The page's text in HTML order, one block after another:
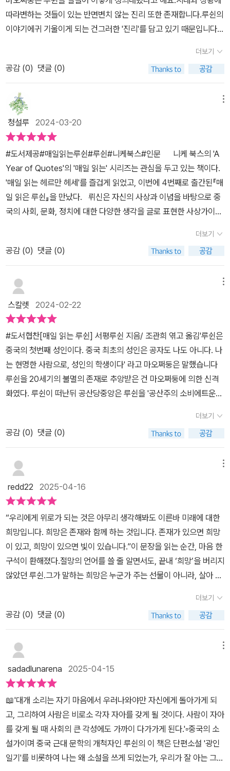
면해야 하는 것이 우리가 살아가는 세상이다. 기술의 발전과 함께 사
회가 발달한다고 생각하겠지만, 여전히 깨어나지 못한 우매한 대중의
루쉰이 그런 우매한 대중을 ‘아큐’라는 형상으로 은유했다면, 우리 사
회 내에도 그런 아큐 같은 존재들이 역사적 진보의 발목을 잡고 있는
것이 아닐까?@nike_books@kali_suzie_jin@ekida_library⠀ 서
평단 모집을 통해 도서를 제공받고 주관적으로 쓴 글입니다.#책블로
그 #북블로그 #북스타그램 #책스타그램
필력에 정말 감탄의 연속이었네요.🩹지금 이 시대에 누군가 피눈물
을 흘리는 일이 더는 없도록반성과 배움을 확실히 해야겠어요. 고칠
것이 있다면 빠르게 고치고다음을 준비하는 것이 진정한 어른이 아닐
까요.💡시대가 변해도 루쉰의 가르침은여전히 후대에까지 남아중국
의 고전같은 불멸의 스승이 되었어요. 🔥 그런 참된 스승의 자리가 흔
매일, 불꽃을 피워내는 삶을 살아보겠습니다. 🫧 가슴뛰는 매일매일
이었습니다🕯-------------------------------------🫧 책 속에서
찾은 울림을 공유하는 걸 즐기는 이 울림입니다🫧 이 울림이 오래 이
어지기를.... @uz_zzzz-------------------------------------
🫧 좋은 책 전해주셔서 감사합니다.🫧 이 책은 헤스티아 @hestia_h
otforever 님이 모집한 서평단에 뽑혀 니케북스 @nike_books 로
부터 도서를 제공받아 작성한 주관적인 서평입니다.
따라변하는 것들이 있는 반면변치 않는 진리 또한 존재합니다.루쉰의
이야기에귀 기울이게 되는 건그러한 '진리'를 담고 있기 때문입니다.
에 맞서 싸우며희망의 길을 제시했다고 해요.그래서일까요?처음 만
나는루쉰의 이야기가 낯설지 않습니다.__________________________
_____중국이 낳은 세계적인 대문호루쉰의 글과 사상을 만날 수 있는
책공감하며 곱씹어 보게 되는 책________________________________
_루쉰이 말하는희망과 진보를 향한 걸음걸음이그 어느 때보다 깊이
다가오는 요즘입니다.편집자께선생께 한 마디 되묻겠습니다. 우리에
게 현재 언론의 자유가 있습니까? 만약 선생께서 '아니오'라고 말한다
면, 내가 아무 소리도 내지 않는다고 탓하지 않으시리라 믿습니다. 만
약 선생께서 끝내 '중학생 한 명이 서 있다'라는 명목으로 말해 달라고
요구한다면, 그렇다면 전 이렇게 말하겠습니다. 첫 번째로 힘써야 할
것은 언론의 자유를 쟁취하는 것이다.➡️ 1월 3일 / 『중학생』 잡지사
의 질문에 답함 (1932년 1월 1일)▪️▪️언론 출판의 자유를 박탈당할 뻔
했습니다. 진실이 감춰질 뻔했습니다. 가장 먼저 쟁취해야 할 것으로
언론의 자유를 말한 이유를 알 것 같습니다. 그 날 수많은 시민 언론의
를 중추로 삼고 또 자기를 가장 마지막으로 삼아야 하니, 이것이 바로
자기 성정의 절대적인 자유를 수립하는 것이다.➡️ 6월 14일 / 문화편
향론 (1907년)▪️▪️자신을 바로 세우고 바로 세우고 또 바로 세워야 합
니다. 현혹되지 않고, 휘둘리지 않으려면 '나'부터 바로 서야 합니다.
나는 존재하고, 살아 있으며, 살아갈 것이다. 나는 나 자신이 더 절실
하게 느껴지기 시작했다.➡️ 8월 28일 / 이것도 생활이다(1936년 8
월 23일)지식과 절대 권력은 충돌하게 마련이고 병립할 수 없다. 절
대 권력은 사람들의 자유로운 사상을 불허한다. 그렇게 하면 능력이
월 25일)한 권의 책 속에이토록 많은 이야기를담을 수 있나 싶을 만
큼루쉰의 인생을 총망라한 글들이큰 귀감으로 다가옵니다.역사가 되
풀이되는 동안 우리는 많은 것을 잃었지만 또 지켜냈습니다.지난 일
들을 교훈 삼아 가슴에 새기고 잊지 않았기 때문 아닐까요? 그 날 시
민들을 한 곳으로 이끌었던 자유와 희망 정의에 대한 갈망을 잊지 않
겠습니다.루쉰의 글이 더 빛나는 이유는 그 역시 시대적 상황에 굴복
하지 않고 진보와 희망을 향한 걸음걸음을 내딛으며그 이야기를 담아
냈기 때문입니다!📌 2025년 4월 16일 오늘은 세월호 참사 11주기
입니다. 안타깝게 생을 마감하신 분들과 살아내기 위해 부던히 애쓰
고 있는 우리 모두의 안녕과 안전을 기원해 봅니다+<니케북스. 협찬
도서. 감사합니다 >⠀
더보기
공감 (0) 댓글 (0)
청설루 2024-03-20
#도서제공#매일읽는루쉰#루쉰#니케북스#인문⠀⠀니케 북스의 'A
Year of Quotes'의 '매일 읽는' 시리즈는 관심을 두고 있는 책이다.
'매일 읽는 헤르만 헤세'를 즐겁게 읽었고, 이번에 4번째로 출간된『매
일 읽은 루쉰』을 만났다.⠀뤼신은 자신의 사상과 이념을 바탕으로 중
국의 사회, 문화, 정치에 대한 다양한 생각을 글로 표현한 사상가이며
을 알 게 됐다. 어떤 현상에 바로 반응하지 않고 생각 한 후에 행동하
라는 뜻이었다. 그의 깊은 생각이 마음에 지울 수 없는 울림을 남겼다.
그래서 이 책의 출간이 반가웠다.⠀'매일 읽는 루쉰'의 문장을 통해서
중국의 시대적, 사회적 배경을 엿볼 수 있고 작가의 생각과 가치관, 통
찰을 만날 수 있다. 루쉰을 조금이라도 이해하고 알아가는 시간이 된
다. 작가의 철학적 고찰이 담긴 문장으로 스스로에게 깨달음을 주고
통찰력을 배워야겠다.⠀여러 문장 중에서 중국 사회 문제를 인식하고
비판하며 사회 개혁에 관한 글들은 혁명의 시대에 살았던 그가 얼마
나 나라를 걱정하고 생각했는지를 알 수 있다. 그럼에도 불구하고 비
판의 쓴소리만을 하는 것이 아니라 12월 31일 마지막 문장에서 루쉰
의 간절한 마음이 담긴 희망의 문장을 남겼다.⠀● 우리에게 위로가
되는 것은 아무리 생각해 봐도 이른바 미래에 대한 희망입니다. 희망
은 존재와 함께 하는 것입니다. 존재가 있으면 빛이 있습니다. (중략)
우리에게는 반드시 유구한 미래가 있을 뿐 아니라 반드시 광명으로
럼, 현실은 암울해도 결국은 반드시 빛나는 미래가 온다는 것을 기억
하고 하루를 살아가면 좋겠다. 미래가 보이지 않는다고 낙담하고 포
기하지 말고 현재 우리가 할 수 있는 것을 하며 미래에 대한 희망의 끈
을 부디, 놓지 말자.⠀365개의 루쉰의 문장을 통해 사회적 불평등과
부당함의 어두운 면을 보게 하고 인간 본성의 문제를 깊이 생각하게
한다. 그의 비판적 사고는 사회, 정치, 문화 등 여러 분야에서 변화와
개선을 추구하며 희망을 품고 나아갈 수 있도록 이끌어 준다. 그가 가
지고 있는 다양한 혜안의 좋은 문장으로 하루를 시작해 보면 좋겠다.
짓자유서'(1933년 1월 31일 )⠀⠀● '광명'이 지나가면, 어둠이 다시
온다.「광명이 도래하면」'거짓자유서'(1933년 3월 15일)⠀⠀● 죽은
자가 산자의 마음 속에 묻히지 않는다면, 진짜 죽어버리게 된다.「공허
한 이야기」, '화개집 속편'(1926년4월 2일)⠀⠀● 밤을 사랑하는 사
람이 밤을 듣는 귀와 밤을 보는눈을 갖고 있다면, 어둠 속에서 모든 어
둠을 보게 된다. 「밤의 송가J」, '풍월이야기'(1933년 6월8일)⠀⠀⠀⠀
⠀⠀⠀⠀⠀⠀⠀⠀⠀⠀⠀⠀⠀⠀⠀
더보기
공감 (0) 댓글 (0)
스칼렛 2024-02-22
#도서협찬[매일 읽는 루쉰] 서평루쉰 지음/ 조관희 엮고 옮김'루쉰은
중국의 첫번째 성인이다. 중국 최초의 성인은 공자도 나도 아니다. 나
는 현명한 사람으로, 성인의 학생이다' 라고 마오쩌둥은 말했습니다
루쉰을 20세기의 불멸의 존재로 추앙받은 건 마오쩌둥에 의한 신격
화였다. 루쉰이 떠난뒤 공산당중앙은 루쉰을 '공산주의 소비에트운동
초의 현대소설인 [광인일기]는 중국의 현실을 고발하지만 어둡고 절
망적이다. 루쉰은 권력도 사랑도 싫어했지만 그의 삶은 정치적이고,
그의 사상은 '태어난 이상 살아가야 한다'는 것으로 자신을 '중간물'이
라고 칭했다루쉰은 봉건시대의 끝에 태어나 70여년전 중국 구국운동
해혁명의 실패까지 모두 지켜보았다루쉰이 생각하는 혁명은 중국의
모든 사람이 변화하는 것이고 '미완의 혁명을 위해서 계속 나아가는
사람'을 진정한 혁명인이라고 했다<아Q정전>은 신해혁명 시기의 농
촌생활을 소재로 중국 농촌 생활상을 낱낱이 파헤쳐 아Q라는 품팔이
꾼의 운명을 비극적으로 묘사함으로 중국민족의 근성을 지적하며 국
민성을 각성시키고 있다공허한 영웅주의와 무력한 패배주의에 침식
된 자국의 현실을 직시하지 못하고, 자기만족에 젖어있는 대국의식을
버리지 못한 현실마저 외면한 청나라 정부와 한민족에 대한 조소와
비판을 강력히 내포하고 있다'생각없이 있다면 저렇게 다른 나라가
의학보다 정신을 바꾸는 게 중요하다' 며 2월 문학 예술 활동으로 중
국 민족의식을 개조해야 한다고 결심하고, 의학 공부를 그만둔다'지
식과 절대 권력은 충돌하게 마련이고 병립할 수 없다. 절대 권력은 사
람들의 자유로운 사상을 불허한다. 그렇게 하면 능력이 분산되기 때
문이다 (p321)[매일 읽는 루쉰]은 방대한 분량의 [루쉰 전집]을 일반
인들이 범접할 수 없기에, 작가는 루쉰의 글 가운데 정수만을 선별해
서 주옥같은 문장을 뽑았다루쉰은 혁명의 시대에 살았지만, 혁명이
모든것을 해결해 줄 것으로 생각하지는 않았다. 인간 사회가 안고 있
더보기
공감 (0) 댓글 (0)
redd22 2025-04-16
“우리에게 위로가 되는 것은 아무리 생각해봐도 이른바 미래에 대한
희망입니다. 희망은 존재와 함께 하는 것입니다. 존재가 있으면 희망
이 있고, 희망이 있으면 빛이 있습니다.”이 문장을 읽는 순간, 마음 한
구석이 환해졌다.절망의 언어를 쓸 줄 알면서도, 끝내 ‘희망’을 버리지
않았던 루쉰.그가 말하는 희망은 누군가 주는 선물이 아니라, 살아 있
살았다. 무기력한 민중, 부패한 권력, 침묵하는 지식인들 속에서 그는
침묵하지 않고 누구보다 시대를 날카롭게 파고들었다.그는 절망 속에
서도 ‘살아남아 말하는 것’을 선택했다.말을 멈추지 않는 것, 작은 진
실을 붙잡고 놓지 않는 것, 그것이 루쉰이 택한 저항이었다.그리고 그
서 우리는, 살아있는 한 다시 시작할 수 있다고.오늘을 살아낸 우리에
겐 내일을 만들어갈 힘이 있다고..오늘 나는 살아 있는가? 그렇다면
나는 희망을 가지고 있는가? 루쉰은 마지막 날, 우리에게 이렇게 말
하는 듯하다. “존재하는 한, 당신은 여전히 빛을 향해 나아갈 수 있
다.”라고.@nike_books 출판사에서 도서를 지원받아@jugansims
ong 에서 함께 읽고 필사합니다. 감사합니다. @nike_books @jug
ansimsong @dal.baragi #매일읽는루쉰 #루쉰 #니케북스#희망
더보기
공감 (0) 댓글 (0)
sadadlunarena 2025-04-15
📖'대개 소리는 자기 마음에서 우러나와야만 자신에게 돌아가게 되
고, 그리하여 사람은 비로소 각자 자아를 갖게 될 것이다. 사람이 자아
를 갖게 될 때 사회의 큰 각성에도 가까이 다가가게 된다.'▫️중국의 소
설가이며 중국 근대 문학의 개척자인 루쉰의 이 책은 단편소설 '광인
일기'를 비롯하여 나는 왜 소설을 쓰게 되었는가, 우리가 잘 아는 그의